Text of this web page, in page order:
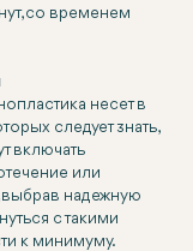
со временем
несет в
следует знать,
включать
или
выбрав надежную
с такими
к минимуму.